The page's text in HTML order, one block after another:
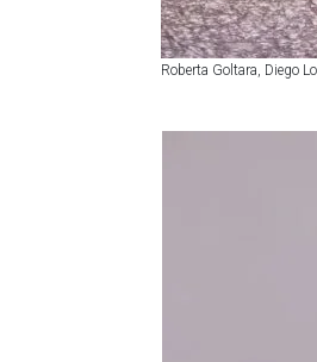
Roberta Goltara, Diego